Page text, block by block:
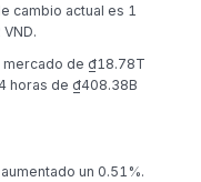
cambio actual es 1
mercado de ₫18.78T
horas de ₫408.38B
un 0.51%.